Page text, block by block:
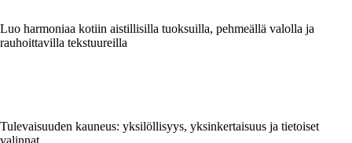
Luo harmoniaa kotiin aistillisilla tuoksuilla, pehmeällä valolla ja
rauhoittavilla tekstuureilla
Tulevaisuuden kauneus: yksilöllisyys, yksinkertaisuus ja tietoiset
valinnat